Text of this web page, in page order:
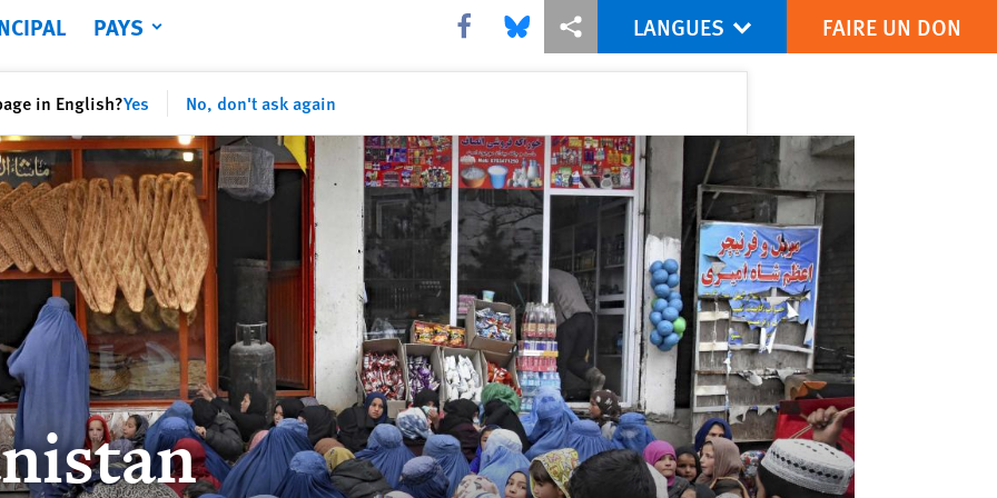
PAYS Share this via Facebook
Share this via Bluesky
Share this via Partagez
LANGUES FAIRE UN DON
in English?Yes No, don't ask again